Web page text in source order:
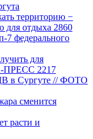
территорию −
для отдыха 2860
7 федерального
для
ПРЕСС 2217
в Сургуте // ФОТО
сменится
расти и